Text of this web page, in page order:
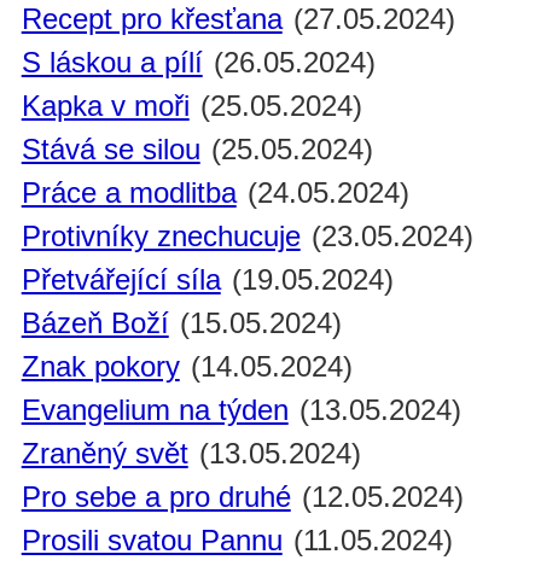
Recept pro křesťana (27.05.2024)
S láskou a pílí (26.05.2024)
Kapka v moři (25.05.2024)
Stává se silou (25.05.2024)
Práce a modlitba (24.05.2024)
Protivníky znechucuje (23.05.2024)
Přetvářející síla (19.05.2024)
Bázeň Boží (15.05.2024)
Znak pokory (14.05.2024)
Evangelium na týden (13.05.2024)
Zraněný svět (13.05.2024)
Pro sebe a pro druhé (12.05.2024)
Prosili svatou Pannu (11.05.2024)